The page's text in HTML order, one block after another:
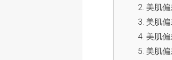
美肌
美肌
美肌
美肌